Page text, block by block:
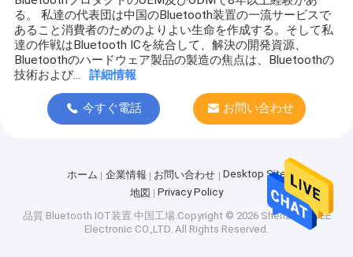
る。 私達の代表団は中国のBluetooth装置の一流サービスで
あること消費者のためのよりよい生命を作成する。そして私
達の作戦はBluetooth ICを統合して、解決の開発資源、
Bluetoothのハードウェア製品の製造の焦点は、Bluetoothの
技術および...
詳細情報
今すぐ電話 お問い合わせ
ホーム 企業情報 お問い合わせ
Desktop Site
地図
Privacy Policy
品質 Bluetooth IOT装置 中国工場.Copyright © 2026 Shenzhen WEE
Electronic CO.,LTD. All Rights Reserved.